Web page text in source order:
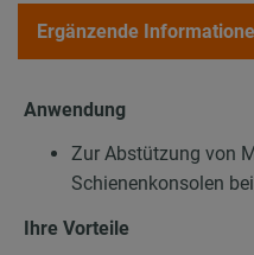
Ergänzende
Anwendung
Zur Abstützung von
Schienenkonsolen
Ihre Vorteile